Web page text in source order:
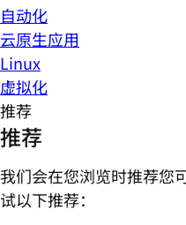
自动化
云原生应用
Linux
虚拟化
推荐
推荐
我们会在您浏览时推荐您
试以下推荐：